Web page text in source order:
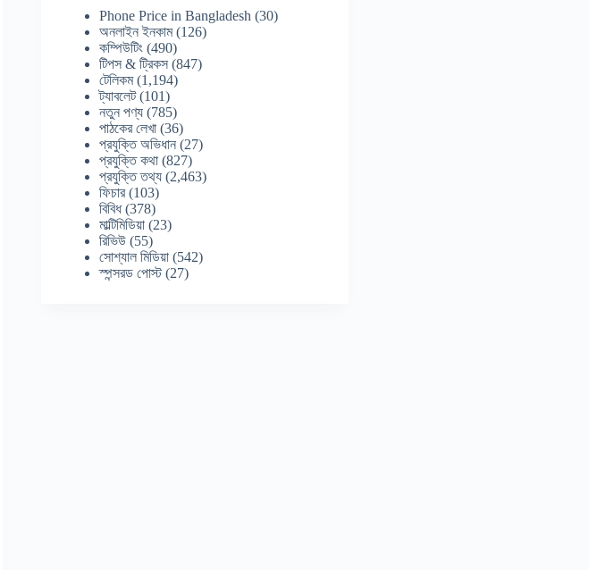
Phone Price in Bangladesh (30)
অনলাইন ইনকাম(126)
কম্পিউটিং (490)
টিপস & ট্রিকস (847)
টেলিকম(1,194)
ট্যাবলেট(101)
নতুন পণ্য (785)
পাঠকের লেখা (36)
প্রযুক্তি অভিধান (27)
প্রযুক্তি কথা (827)
প্রযুক্তি তথ্য (2,463)
ফিচার(103)
বিবিধ(378)
মাল্টিমিডিয়া (23)
রিভিউ (55)
সোশ্যাল মিডিয়া (542)
স্পন্সরড পোস্ট(27)